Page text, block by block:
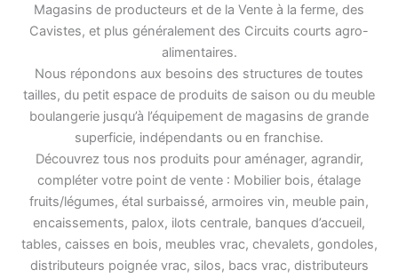
Magasins de producteurs et de la Vente à la ferme, des
Cavistes, et plus généralement des Circuits courts agro-
alimentaires.
Nous répondons aux besoins des structures de toutes
tailles, du petit espace de produits de saison ou du meuble
boulangerie jusqu’à l’équipement de magasins de grande
superficie, indépendants ou en franchise.
Découvrez tous nos produits pour aménager, agrandir,
compléter votre point de vente : Mobilier bois, étalage
fruits/légumes, étal surbaissé, armoires vin, meuble pain,
encaissements, palox, ilots centrale, banques d’accueil,
tables, caisses en bois, meubles vrac, chevalets, gondoles,
distributeurs poignée vrac, silos, bacs vrac, distributeurs